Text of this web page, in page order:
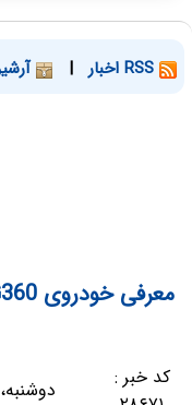
|
معرفی خودروی MG360 در آستانه ورود به بازار ایران
کد خبر :
دوشنبه، ۱۹ مهر ۱۳۹۵ - ۰۱:۰۸:۴۷